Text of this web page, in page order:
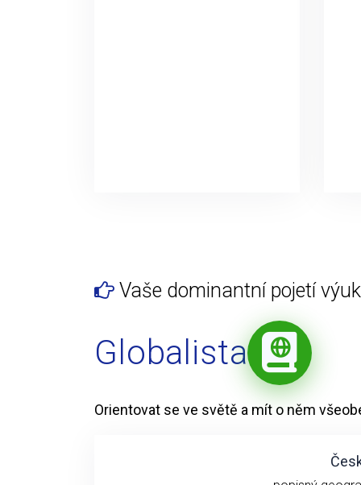
Vaše dominantní pojetí
Globalista
Orientovat se ve světě a mít o něm